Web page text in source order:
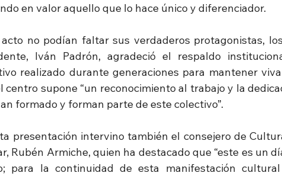
en valor aquello que lo hace único y diferenciador.
no podían faltar sus verdaderos protagonistas,
Iván Padrón, agradeció el respaldo
realizado durante generaciones para mantener
centro supone “un reconocimiento al trabajo y la
formado y forman parte de este colectivo”.
presentación intervino también el consejero de
Rubén Armiche, quien ha destacado que “este es un
para la continuidad de esta manifestación